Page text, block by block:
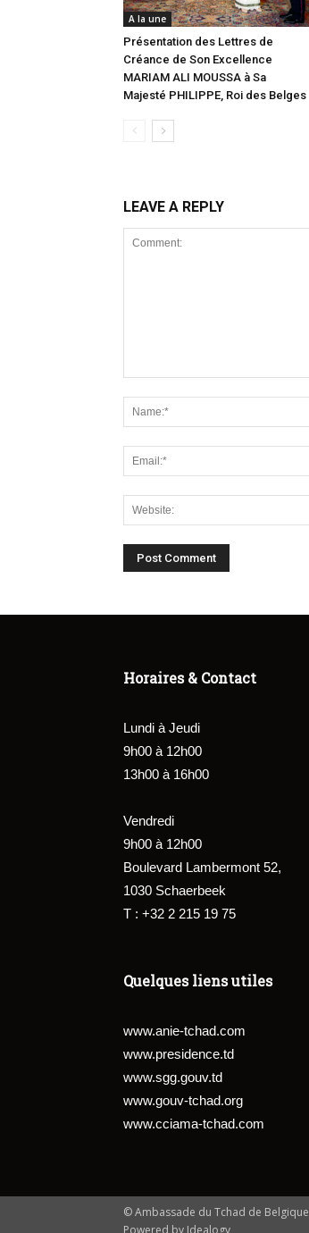
A la une
Présentation des Lettres de
Créance de Son Excellence
MARIAM ALI MOUSSA à Sa
Majesté PHILIPPE, Roi des Belges
LEAVE A REPLY
Horaires & Contact
Lundi à Jeudi
9h00 à 12h00
13h00 à 16h00
Vendredi
9h00 à 12h00
Boulevard Lambermont 52,
1030 Schaerbeek
T : +32 2 215 19 75
Quelques liens utiles
www.anie-tchad.com
www.presidence.td
www.sgg.gouv.td
www.gouv-tchad.org
www.cciama-tchad.com
© Ambassade du Tchad de Belgique
Powered by Idealogy